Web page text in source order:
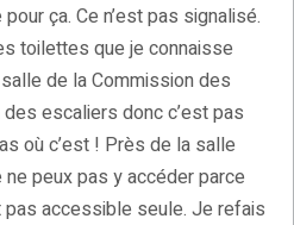
ça. Ce n’est pas signalisé.
toilettes que je connaisse
de la Commission des
escaliers donc c’est pas
où c’est ! Près de la salle
peux pas y accéder parce
pas accessible seule. Je refais